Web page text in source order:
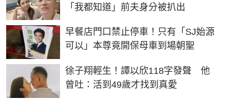
「我都知道」前夫身分被扒出
早餐店門口禁止停車！只有「SJ始源
可以」本尊竟開保母車到場朝聖
徐子翔輕生！譚以欣118字發聲 他
曾吐：活到49歲才找到真愛